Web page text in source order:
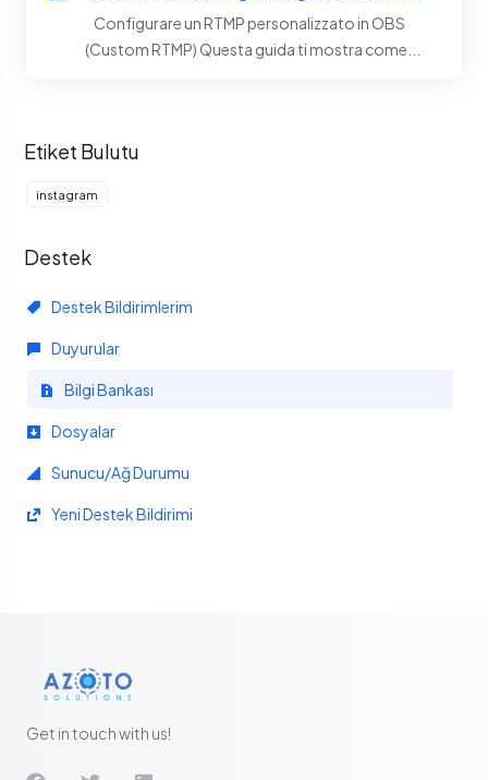
Etiket Bulutu
instagram
Destek
Destek Bildirimlerim
Duyurular
Bilgi Bankası
Dosyalar
Sunucu/Ağ Durumu
Yeni Destek Bildirimi
Configurare un RTMP personalizzato in OBS
(Custom RTMP) Questa guida ti mostra come...
Get in touch with us!